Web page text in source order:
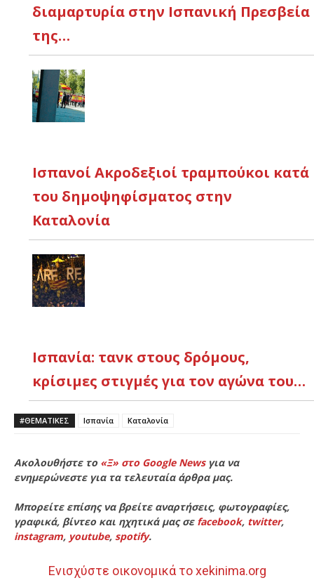
διαμαρτυρία στην Ισπανική Πρεσβεία
της…
Ισπανοί Ακροδεξιοί τραμπούκοι κατά
του δημοψηφίσματος στην
Καταλονία
Ισπανία: τανκ στους δρόμους,
κρίσιμες στιγμές για τον αγώνα του…
#ΘΕΜΑΤΙΚΈΣ Ισπανία Καταλονία
Ακολουθήστε το «Ξ» στο Google Newsγια να
ενημερώνεστε για τα τελευταία άρθρα μας.
Μπορείτε επίσης να βρείτε αναρτήσεις, φωτογραφίες,
γραφικά, βίντεο και ηχητικά μας σε facebook, twitter,
instagram, youtube, spotify.
Ενισχύστε οικονομικά το xekinima.org